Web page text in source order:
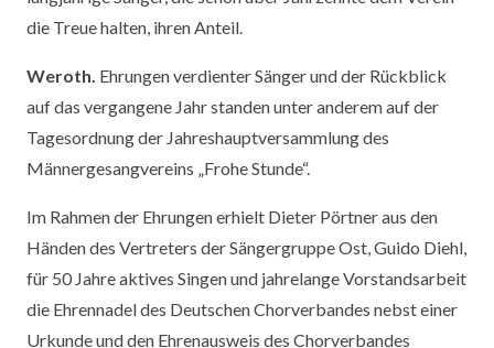
die Treue halten, ihren Anteil.
Weroth. Ehrungen verdienter Sänger und der Rückblick
auf das vergangene Jahr standen unter anderem auf der
Tagesordnung der Jahreshauptversammlung des
Männergesangvereins „Frohe Stunde“.
Im Rahmen der Ehrungen erhielt Dieter Pörtner aus den
Händen des Vertreters der Sängergruppe Ost, Guido Diehl,
für 50 Jahre aktives Singen und jahrelange Vorstandsarbeit
die Ehrennadel des Deutschen Chorverbandes nebst einer
Urkunde und den Ehrenausweis des Chorverbandes